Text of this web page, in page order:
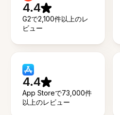
4.4
G2で2,100件以上のレ
ビュー
4.4
App Storeで73,000件
以上のレビュー